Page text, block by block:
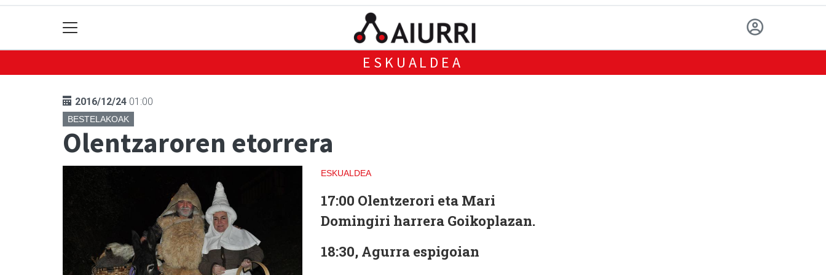
ESKUALDEA
2016/12/24 01:00
BESTELAKOAK
Olentzaroren etorrera
ESKUALDEA
17:00 Olentzerori eta Mari
Domingiri harrera Goikoplazan.
18:30, Agurra espigoian